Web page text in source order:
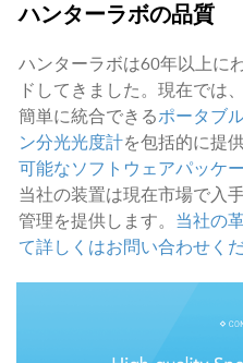
ハンターラボの品質
ハンターラボは60年以上に
ドしてきました。現在では
簡単に統合できるポータブ
ン分光光度計を包括的に提
可能なソフトウェアパッケ
当社の装置は現在市場で入
管理を提供します。 当社の
て詳しくはお問い合わせく